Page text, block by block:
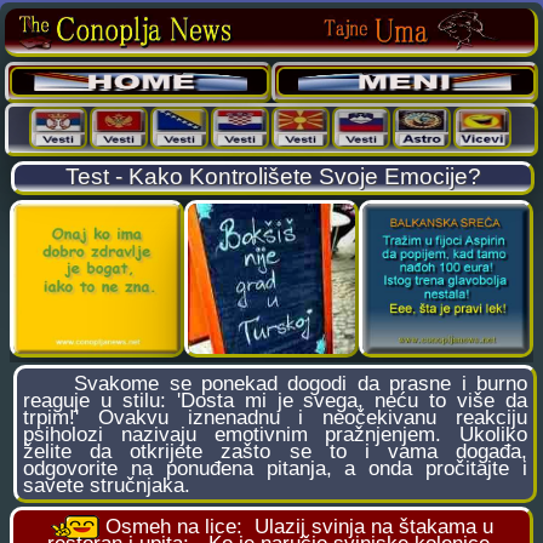
Test - Kako Kontrolišete Svoje Emocije?
Svakome se ponekad dogodi da prasne i burno
reaguje u stilu: 'Dosta mi je svega, neću to više da
trpim!' Ovakvu iznenadnu i neočekivanu reakciju
psiholozi nazivaju emotivnim pražnjenjem. Ukoliko
želite da otkrijete zašto se to i vama događa,
odgovorite na ponuđena pitanja, a onda pročitajte i
savete stručnjaka.
Osmeh na lice: Ulazij svinja na štakama u